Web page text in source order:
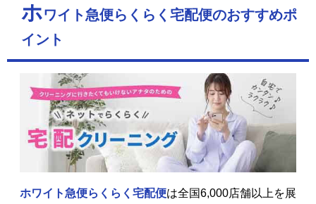
ホワイト急便らくらく宅配便のおすすめポ
イント
ホワイト急便らくらく宅配便は全国6,000店舗以上を展